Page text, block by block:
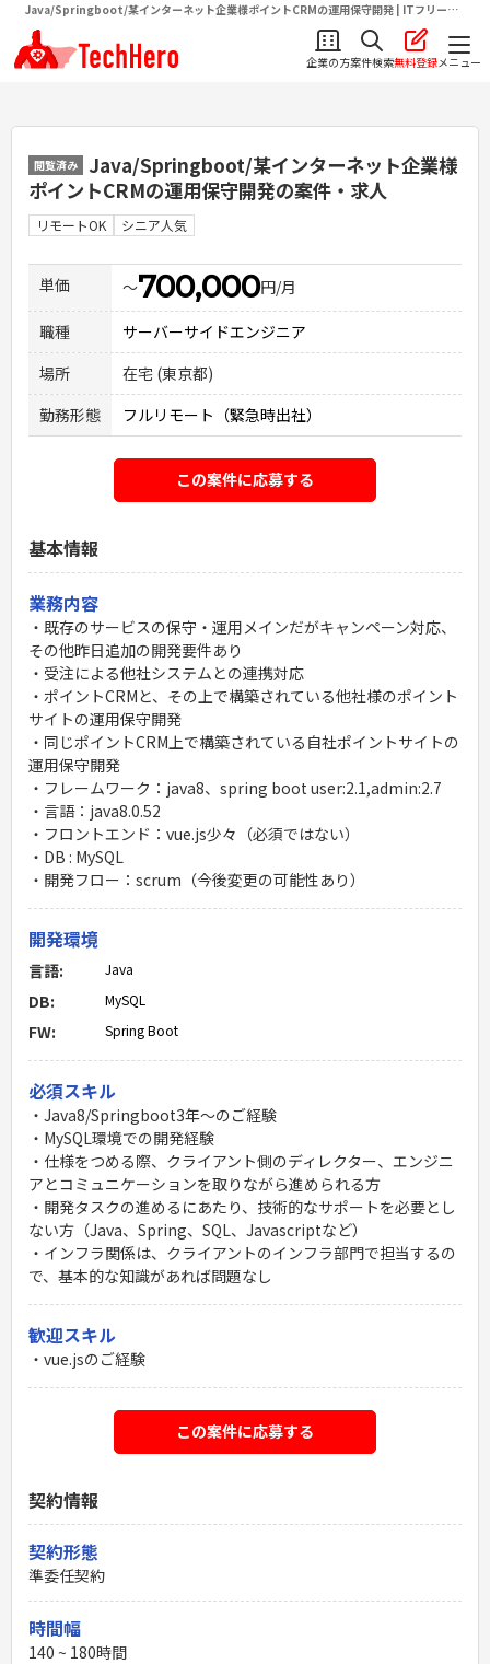
Java/Springboot/某インターネット企業様ポイントCRMの運用保守開発 | ITフリーラ
ンス向け求人・案件情報サイトテクヒロ（TechHero）
企業の方案件検索無料登録メニュー
閲覧済み
Java/Springboot/某インターネット企業様
ポイントCRMの運用保守開発の案件・求人
リモートOK シニア人気
単価 〜700,000円/月
職種
サーバーサイドエンジニア
場所
在宅 (東京都)
勤務形態
フルリモート（緊急時出社）
この案件に応募する
基本情報
業務内容
・既存のサービスの保守・運用メインだがキャンペーン対応、
その他昨日追加の開発要件あり
・受注による他社システムとの連携対応
・ポイントCRMと、その上で構築されている他社様のポイント
サイトの運用保守開発
・同じポイントCRM上で構築されている自社ポイントサイトの
運用保守開発
・フレームワーク：java8、spring boot user:2.1,admin:2.7
・言語：java8.0.52
・フロントエンド：vue.js少々（必須ではない）
・DB : MySQL
・開発フロー：scrum（今後変更の可能性あり）
開発環境
言語: Java
DB: MySQL
FW: Spring Boot
必須スキル
・Java8/Springboot3年〜のご経験
・MySQL環境での開発経験
・仕様をつめる際、クライアント側のディレクター、エンジニ
アとコミュニケーションを取りながら進められる方
・開発タスクの進めるにあたり、技術的なサポートを必要とし
ない方（Java、Spring、SQL、Javascriptなど）
・インフラ関係は、クライアントのインフラ部門で担当するの
で、基本的な知識があれば問題なし
歓迎スキル
・vue.jsのご経験
この案件に応募する
契約情報
契約形態
準委任契約
時間幅
140 ~ 180時間